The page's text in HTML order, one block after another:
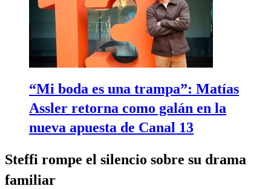
“Mi boda es una trampa”: Matías
Assler retorna como galán en la
nueva apuesta de Canal 13
Steffi rompe el silencio sobre su drama
familiar